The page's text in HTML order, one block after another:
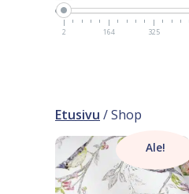
2 164 325
Etusivu / Shop
Ale!